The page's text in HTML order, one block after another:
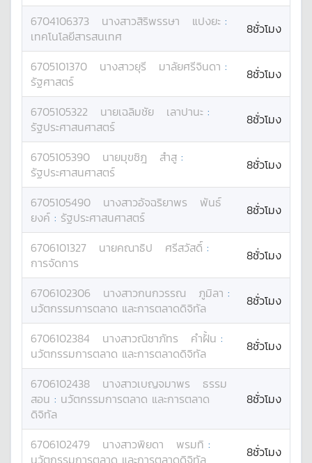
6704106373 นางสาวสิริพรรษา แปงยะ :
เทคโนโลยีสารสนเทศ
8ชั่วโมง
6705101370 นางสาวยุรี มาลัยศรีจินดา :
รัฐศาสตร์
8ชั่วโมง
6705105322 นายเฉลิมชัย เลาปานะ :
รัฐประศาสนศาสตร์
8ชั่วโมง
6705105390 นายมุขซิฎ สำสู :
รัฐประศาสนศาสตร์
8ชั่วโมง
6705105490 นางสาวอัจฉริยาพร
พันธ์
ยงค์ : รัฐประศาสนศาสตร์ 8ชั่วโมง
6706101327 นายคณาธิป ศรีสวัสดิ์ :
การจัดการ
8ชั่วโมง
6706102306 นางสาวกนกวรรณ ภูมิลา :
นวัตกรรมการตลาด และการตลาดดิจิทัล
8ชั่วโมง
6706102384 นางสาวณิชาภัทร คำฝั้น :
นวัตกรรมการตลาด และการตลาดดิจิทัล
8ชั่วโมง
6706102438 นางสาวเบญจมาพร
ธรรม
สอน : นวัตกรรมการตลาด และการตลาด
ดิจิทัล
8ชั่วโมง
6706102479 นางสาวพิยดา พรมทิ :
นวัตกรรมการตลาด และการตลาดดิจิทัล
8ชั่วโมง